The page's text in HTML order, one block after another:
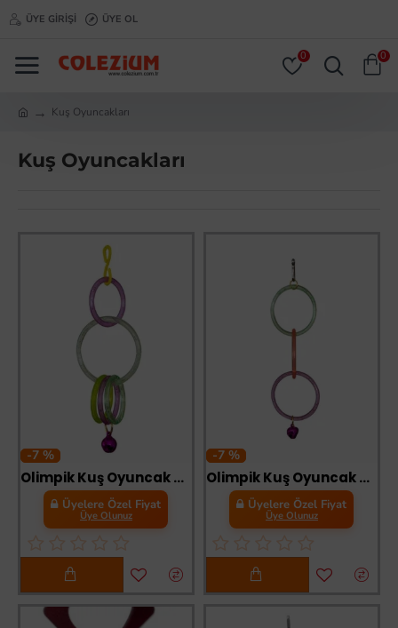
ÜYE GIRIŞI ÜYE OL
0 0
Kuş Oyuncakları
Kuş Oyuncakları
-7 %
Olimpik Kuş Oyuncak Halka 5 x 14 cm 5 li
Üyelere Özel Fiyat
Üye Olunuz
-7 %
Olimpik Kuş Oyuncak Halka 4,5 x 14 cm
Üyelere Özel Fiyat
Üye Olunuz